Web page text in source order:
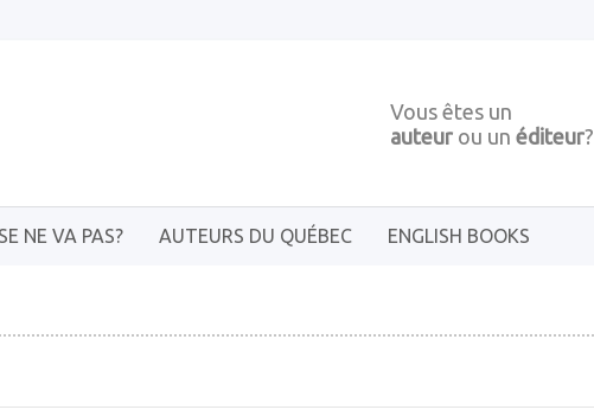
Vous êtes un
auteurou un éditeur?
NE VA PAS? AUTEURS DU QUÉBEC ENGLISH BOOKS